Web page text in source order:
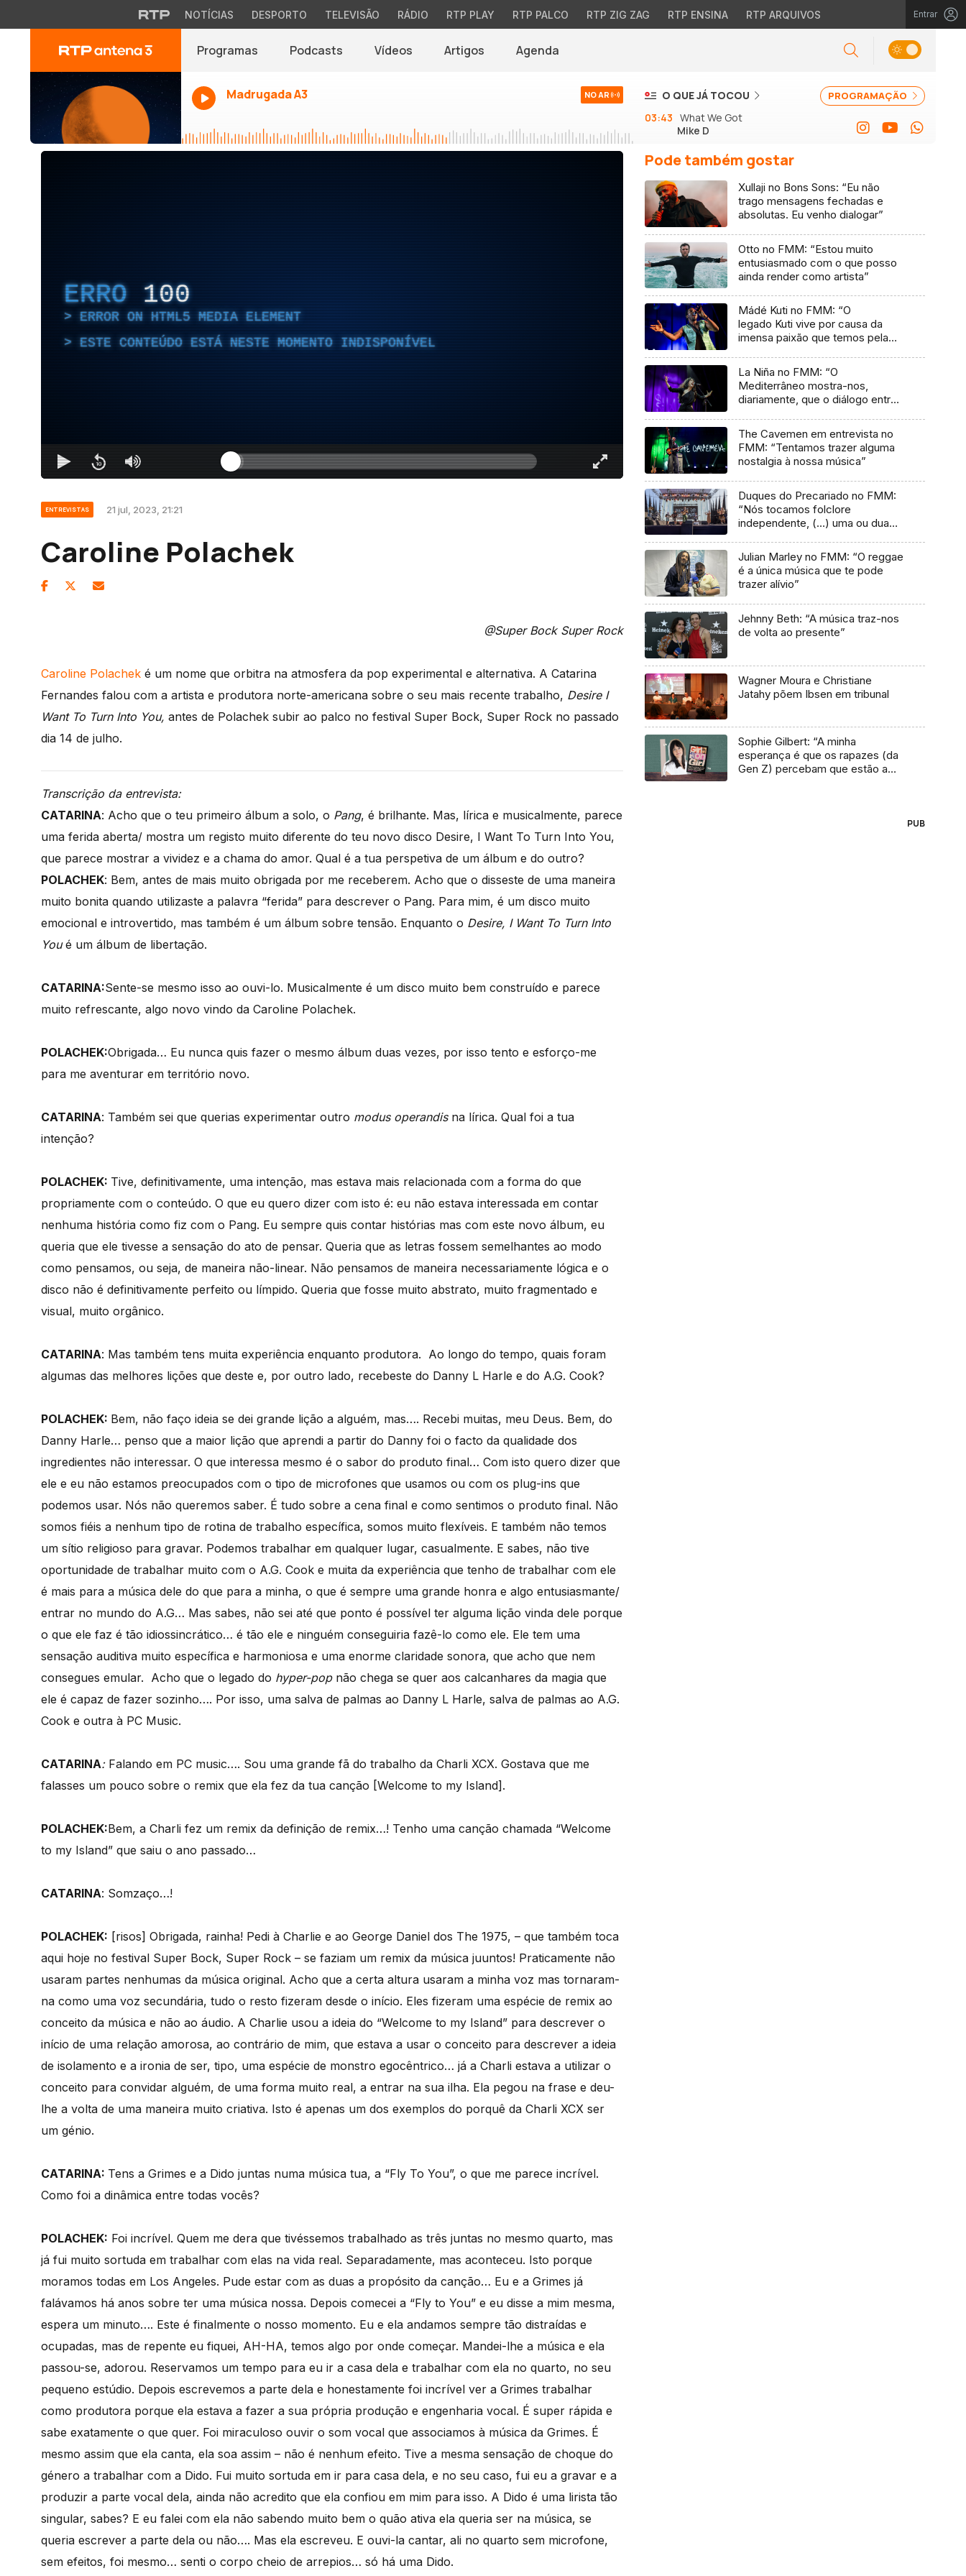
NOTÍCIAS DESPORTO TELEVISÃO RÁDIO RTP PLAY RTP PALCO RTP ZIG ZAG RTP ENSINA RTP ARQUIVOS Entrar
Programas Podcasts Vídeos Artigos Agenda
Madrugada A3 NO AR PROGRAMAÇÃO
O QUE JÁ TOCOU
03:43 What We Got
Mike D
ERRO 100
ERROR ON HTML5 MEDIA ELEMENT
ESTE CONTEÚDO ESTÁ NESTE MOMENTO INDISPONÍVEL
ENTREVISTAS 21 jul, 2023, 21:21
Caroline Polachek
@Super Bock Super Rock
Caroline Polachek é um nome que orbitra na atmosfera da pop experimental e alternativa. A Catarina
Fernandes falou com a artista e produtora norte-americana sobre o seu mais recente trabalho, Desire I
Want To Turn Into You, antes de Polachek subir ao palco no festival Super Bock, Super Rock no passado
dia 14 de julho.
Transcrição da entrevista:
CATARINA: Acho que o teu primeiro álbum a solo, o Pang, é brilhante. Mas, lírica e musicalmente, parece
uma ferida aberta/ mostra um registo muito diferente do teu novo disco Desire, I Want To Turn Into You,
que parece mostrar a vividez e a chama do amor. Qual é a tua perspetiva de um álbum e do outro?
POLACHEK: Bem, antes de mais muito obrigada por me receberem. Acho que o disseste de uma maneira
muito bonita quando utilizaste a palavra “ferida” para descrever o Pang. Para mim, é um disco muito
emocional e introvertido, mas também é um álbum sobre tensão. Enquanto o Desire, I Want To Turn Into
Youé um álbum de libertação.
CATARINA:Sente-se mesmo isso ao ouvi-lo. Musicalmente é um disco muito bem construído e parece
muito refrescante, algo novo vindo da Caroline Polachek.
POLACHEK:Obrigada… Eu nunca quis fazer o mesmo álbum duas vezes, por isso tento e esforço-me
para me aventurar em território novo.
CATARINA: Também sei que querias experimentar outro modus operandisna lírica. Qual foi a tua
intenção?
POLACHEK: Tive, definitivamente, uma intenção, mas estava mais relacionada com a forma do que
propriamente com o conteúdo. O que eu quero dizer com isto é: eu não estava interessada em contar
nenhuma história como fiz com o Pang. Eu sempre quis contar histórias mas com este novo álbum, eu
queria que ele tivesse a sensação do ato de pensar. Queria que as letras fossem semelhantes ao modo
como pensamos, ou seja, de maneira não-linear. Não pensamos de maneira necessariamente lógica e o
disco não é definitivamente perfeito ou límpido. Queria que fosse muito abstrato, muito fragmentado e
visual, muito orgânico.
CATARINA: Mas também tens muita experiência enquanto produtora. Ao longo do tempo, quais foram
algumas das melhores lições que deste e, por outro lado, recebeste do Danny L Harle e do A.G. Cook?
POLACHEK: Bem, não faço ideia se dei grande lição a alguém, mas…. Recebi muitas, meu Deus. Bem, do
Danny Harle… penso que a maior lição que aprendi a partir do Danny foi o facto da qualidade dos
ingredientes não interessar. O que interessa mesmo é o sabor do produto final… Com isto quero dizer que
ele e eu não estamos preocupados com o tipo de microfones que usamos ou com os plug-ins que
podemos usar. Nós não queremos saber. É tudo sobre a cena final e como sentimos o produto final. Não
somos fiéis a nenhum tipo de rotina de trabalho específica, somos muito flexíveis. E também não temos
um sítio religioso para gravar. Podemos trabalhar em qualquer lugar, casualmente. E sabes, não tive
oportunidade de trabalhar muito com o A.G. Cook e muita da experiência que tenho de trabalhar com ele
é mais para a música dele do que para a minha, o que é sempre uma grande honra e algo entusiasmante/
entrar no mundo do A.G… Mas sabes, não sei até que ponto é possível ter alguma lição vinda dele porque
o que ele faz é tão idiossincrático… é tão ele e ninguém conseguiria fazê-lo como ele. Ele tem uma
sensação auditiva muito específica e harmoniosa e uma enorme claridade sonora, que acho que nem
consegues emular. Acho que o legado do hyper-popnão chega se quer aos calcanhares da magia que
ele é capaz de fazer sozinho…. Por isso, uma salva de palmas ao Danny L Harle, salva de palmas ao A.G.
Cook e outra à PC Music.
CATARINA: Falando em PC music…. Sou uma grande fã do trabalho da Charli XCX. Gostava que me
falasses um pouco sobre o remix que ela fez da tua canção [Welcome to my Island].
POLACHEK:Bem, a Charli fez um remix da definição de remix…! Tenho uma canção chamada “Welcome
to my Island” que saiu o ano passado…
CATARINA: Somzaço…!
POLACHEK: [risos] Obrigada, rainha! Pedi à Charlie e ao George Daniel dos The 1975, – que também toca
aqui hoje no festival Super Bock, Super Rock – se faziam um remix da música juuntos! Praticamente não
usaram partes nenhumas da música original. Acho que a certa altura usaram a minha voz mas tornaram-
na como uma voz secundária, tudo o resto fizeram desde o início. Eles fizeram uma espécie de remix ao
conceito da música e não ao áudio. A Charlie usou a ideia do “Welcome to my Island” para descrever o
início de uma relação amorosa, ao contrário de mim, que estava a usar o conceito para descrever a ideia
de isolamento e a ironia de ser, tipo, uma espécie de monstro egocêntrico… já a Charli estava a utilizar o
conceito para convidar alguém, de uma forma muito real, a entrar na sua ilha. Ela pegou na frase e deu-
lhe a volta de uma maneira muito criativa. Isto é apenas um dos exemplos do porquê da Charli XCX ser
um génio.
CATARINA: Tens a Grimes e a Dido juntas numa música tua, a “Fly To You”, o que me parece incrível.
Como foi a dinâmica entre todas vocês?
POLACHEK: Foi incrível. Quem me dera que tivéssemos trabalhado as três juntas no mesmo quarto, mas
já fui muito sortuda em trabalhar com elas na vida real. Separadamente, mas aconteceu. Isto porque
moramos todas em Los Angeles. Pude estar com as duas a propósito da canção… Eu e a Grimes já
falávamos há anos sobre ter uma música nossa. Depois comecei a “Fly to You” e eu disse a mim mesma,
espera um minuto…. Este é finalmente o nosso momento. Eu e ela andamos sempre tão distraídas e
ocupadas, mas de repente eu fiquei, AH-HA, temos algo por onde começar. Mandei-lhe a música e ela
passou-se, adorou. Reservamos um tempo para eu ir a casa dela e trabalhar com ela no quarto, no seu
pequeno estúdio. Depois escrevemos a parte dela e honestamente foi incrível ver a Grimes trabalhar
como produtora porque ela estava a fazer a sua própria produção e engenharia vocal. É super rápida e
sabe exatamente o que quer. Foi miraculoso ouvir o som vocal que associamos à música da Grimes. É
mesmo assim que ela canta, ela soa assim – não é nenhum efeito. Tive a mesma sensação de choque do
género a trabalhar com a Dido. Fui muito sortuda em ir para casa dela, e no seu caso, fui eu a gravar e a
produzir a parte vocal dela, ainda não acredito que ela confiou em mim para isso. A Dido é uma lirista tão
singular, sabes? E eu falei com ela não sabendo muito bem o quão ativa ela queria ser na música, se
queria escrever a parte dela ou não…. Mas ela escreveu. E ouvi-la cantar, ali no quarto sem microfone,
sem efeitos, foi mesmo… senti o corpo cheio de arrepios… só há uma Dido.
Pode também gostar
Xullaji no Bons Sons: “Eu não
trago mensagens fechadas e
absolutas. Eu venho dialogar”
Otto no FMM: “Estou muito
entusiasmado com o que posso
ainda render como artista”
Mádé Kuti no FMM: “O
legado Kuti vive por causa da
imensa paixão que temos pela
La Niña no FMM: “O
Mediterrâneo mostra-nos,
diariamente, que o diálogo entre
The Cavemen em entrevista no
FMM: “Tentamos trazer alguma
nostalgia à nossa música”
Duques do Precariado no FMM:
“Nós tocamos folclore
independente, (…) uma ou duas
Julian Marley no FMM: “O reggae
é a única música que te pode
trazer alívio”
Jehnny Beth: “A música traz-nos
de volta ao presente”
Wagner Moura e Christiane
Jatahy põem Ibsen em tribunal
Sophie Gilbert: “A minha
esperança é que os rapazes (da
Gen Z) percebam que estão a
PUB